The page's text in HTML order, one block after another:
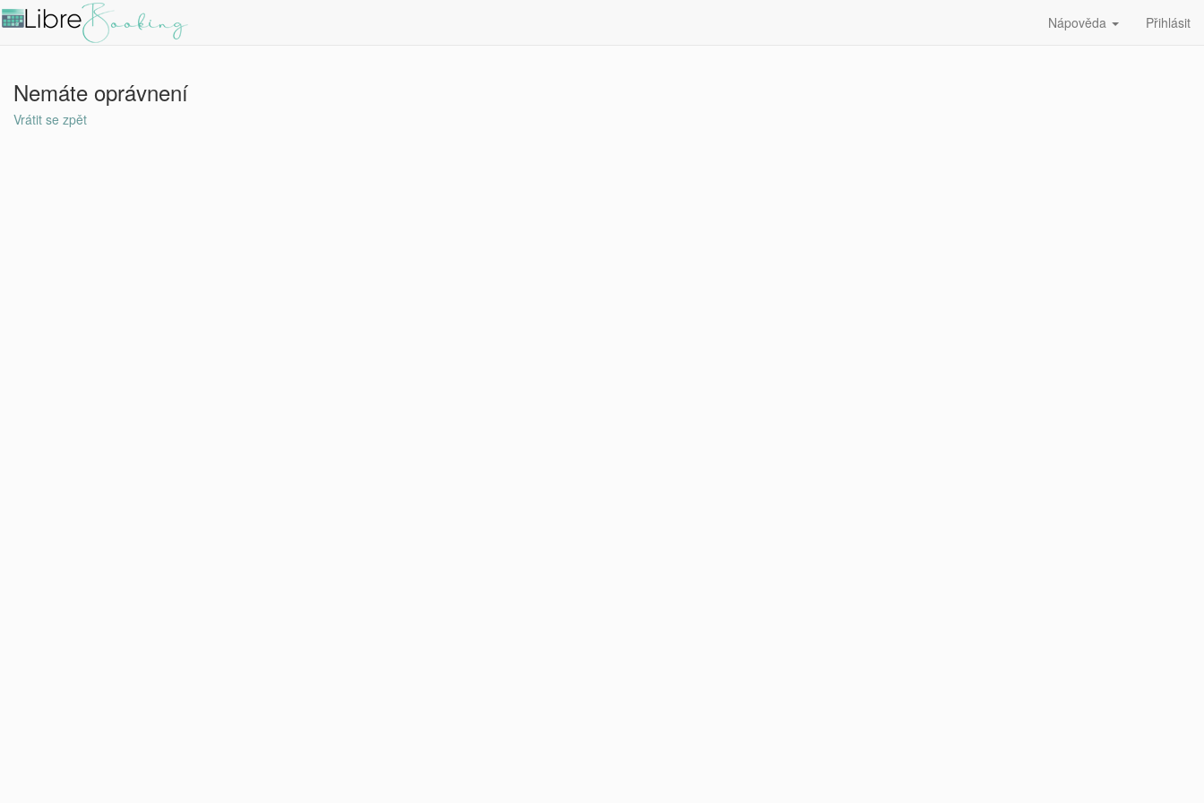
Nápověda Přihlásit
Nemáte oprávnení
Vrátit se zpět